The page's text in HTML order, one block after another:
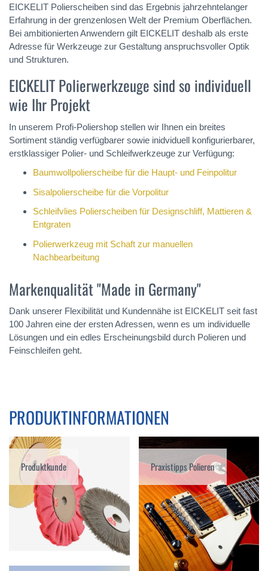
EICKELIT Polierscheiben sind das Ergebnis jahrzehntelanger
Erfahrung in der grenzenlosen Welt der Premium Oberflächen.
Bei ambitionierten Anwendern gilt EICKELIT deshalb als erste
Adresse für Werkzeuge zur Gestaltung anspruchsvoller Optik
und Strukturen.
EICKELIT Polierwerkzeuge sind so individuell
wie Ihr Projekt
In unserem Profi-Poliershop stellen wir Ihnen ein breites
Sortiment ständig verfügbarer sowie inidviduell konfigurierbarer,
erstklassiger Polier- und Schleifwerkzeuge zur Verfügung:
Baumwollpolierscheibe für die Haupt- und Feinpolitur
Sisalpolierscheibe für die Vorpolitur
Schleifvlies Polierscheiben für Designschliff, Mattieren &
Entgraten
Polierwerkzeug mit Schaft zur manuellen
Nachbearbeitung
Markenqualität "Made in Germany"
Dank unserer Flexibilität und Kundennähe ist EICKELIT seit fast
100 Jahren eine der ersten Adressen, wenn es um individuelle
Lösungen und ein edles Erscheinungsbild durch Polieren und
Feinschleifen geht.
PRODUKTINFORMATIONEN
Produktkunde Praxistipps Polieren